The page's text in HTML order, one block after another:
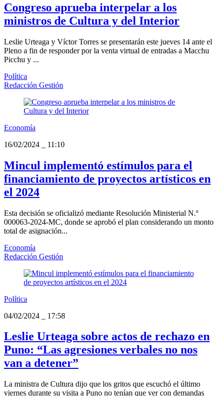
Congreso aprueba interpelar a los
ministros de Cultura y del Interior
Leslie Urteaga y Víctor Torres se presentarán este jueves 14 ante el
Pleno a fin de responder por la venta virtual de entradas a Macchu
Picchu y ...
Política
Redacción Gestión
Economía
16/02/2024
11:10
Mincul implementó estímulos para el
financiamiento de proyectos artísticos en
el 2024
Esta decisión se oficializó mediante Resolución Ministerial N.º
000063-2024-MC, donde se aprobó el plan considerando un monto
total de asignación...
Economía
Redacción Gestión
Política
04/02/2024
17:58
Leslie Urteaga sobre actos de rechazo en
Puno: “Las agresiones verbales no nos
van a detener”
La ministra de Cultura dijo que los gritos que escuchó el último
viernes durante su visita a Puno no tenían que ver con demandas